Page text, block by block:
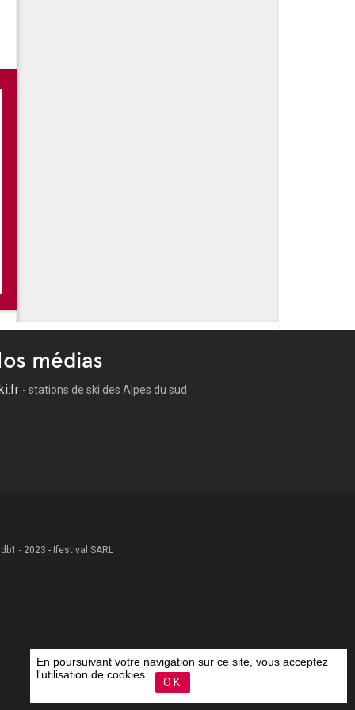
médias
- stations de ski des Alpes du sud
- 2023 - Ifestival SARL
En poursuivant votre navigation sur ce site, vous acceptez
l'utilisation de cookies.
OK